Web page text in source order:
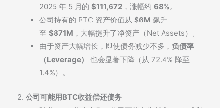
2025 年 5 月的 $111,672 ，涨幅约 68%。
公司持有的 BTC 资产价值从 $6M 飙升
至 $871M ，大幅提升了净资产（Net Assets）。
由于资产大幅增长，即使债务减少不多， 负债率
（Leverage）
也会显著下降（从 72.4% 降至
1.4%）。
2. 公司可能用BTC收益偿还债务